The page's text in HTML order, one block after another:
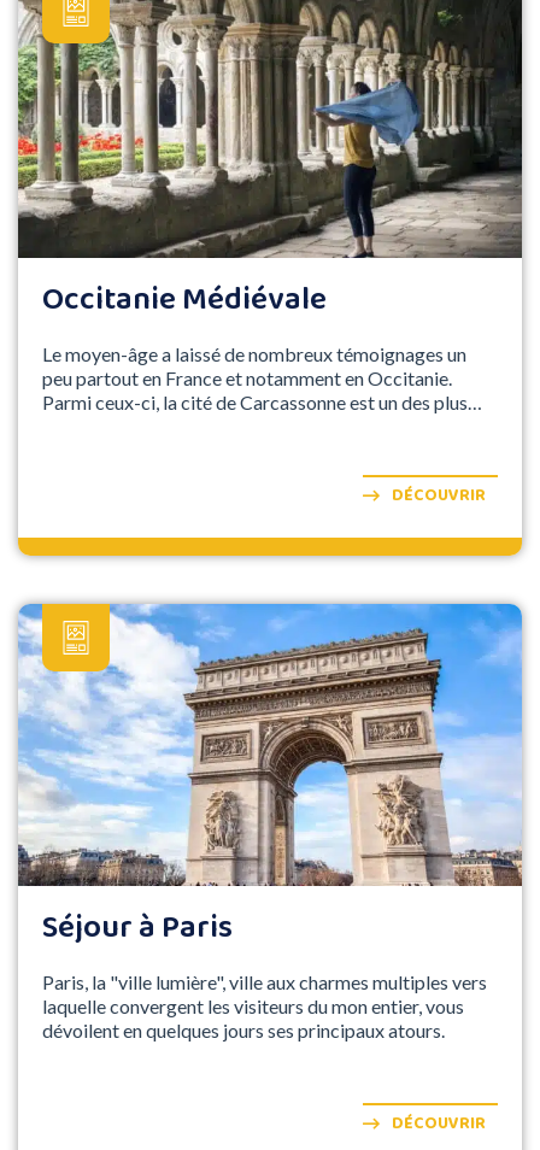
Occitanie Médiévale
Le moyen-âge a laissé de nombreux témoignages un
peu partout en France et notamment en Occitanie.
Parmi ceux-ci, la cité de Carcassonne est un des plus
DÉCOUVRIR
Séjour à Paris
Paris, la "ville lumière", ville aux charmes multiples vers
laquelle convergent les visiteurs du mon entier, vous
dévoilent en quelques jours ses principaux atours.
DÉCOUVRIR